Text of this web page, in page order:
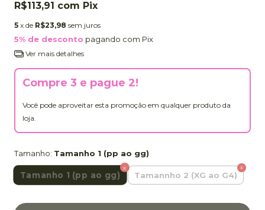
R$113,91 com Pix
5 x de R$23,98 sem juros
5% de desconto pagando com Pix
Ver mais detalhes
Compre 3 e pague 2!
Você pode aproveitar esta promoção em qualquer produto da
loja.
Tamanho: Tamanho 1 (pp ao gg)
Tamanho 1 (pp ao gg) Tamannho 2 (XG ao G4)